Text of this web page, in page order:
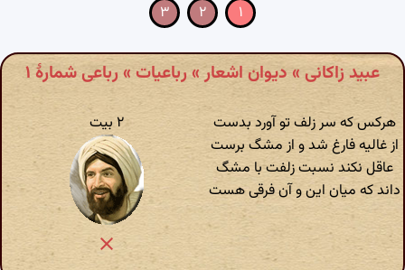
۱ ۲ ۳
عبید زاکانی » دیوان اشعار » رباعیات » رباعی شمارهٔ ۱
هرکس که سر زلف تو آورد بدست
از غالیه فارغ شد و از مشگ برست
عاقل نکند نسبت زلفت با مشگ
داند که میان این و آن فرقی هست
۲ بیت